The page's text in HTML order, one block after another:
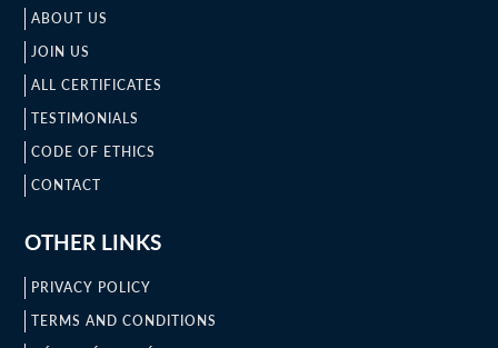
ABOUT US
JOIN US
ALL CERTIFICATES
TESTIMONIALS
CODE OF ETHICS
CONTACT
OTHER LINKS
PRIVACY POLICY
TERMS AND CONDITIONS